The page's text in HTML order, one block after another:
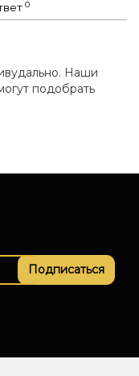
0
Наши
подобрать
Подписаться